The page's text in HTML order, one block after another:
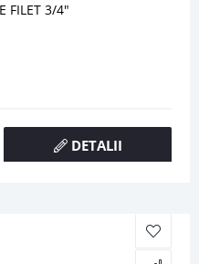
FILET 3/4"
DETALII